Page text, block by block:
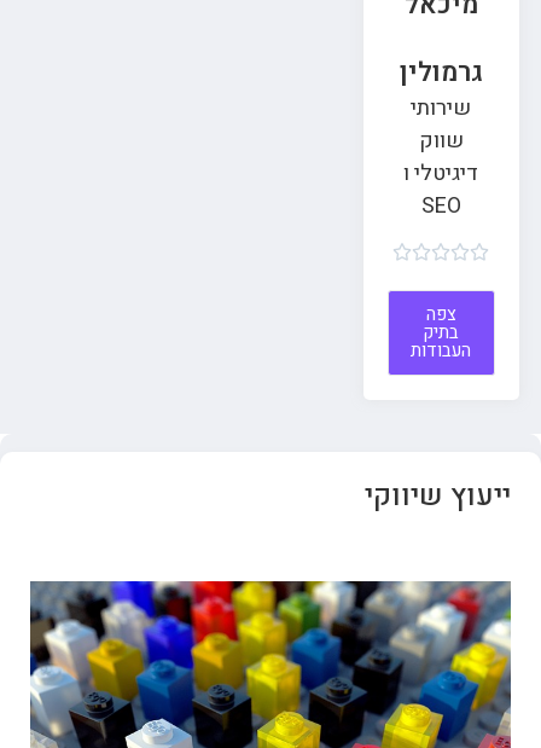
גרמולין
שירותי
שווק
דיגיטלי ו
SEO





צפה
בתיק
העבודות
ייעוץ שיווקי